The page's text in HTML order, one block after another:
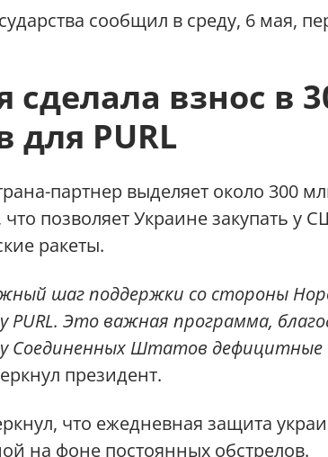
сообщил в среду, 6 мая,
сделала взнос в
для PURL
партнер выделяет около 300
что позволяет Украине закупать у
ракеты.
шаг поддержки со стороны
PURL. Это важная программа,
Соединенных Штатов дефицитные
президент.
что ежедневная защита
на фоне постоянных обстрелов.